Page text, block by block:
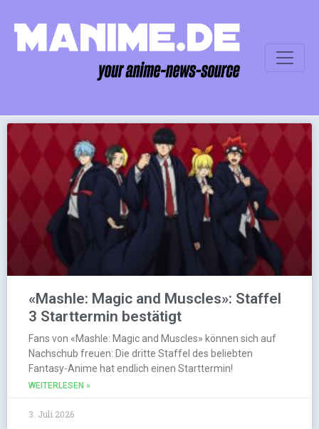
«Mashle: Magic and Muscles»: Staffel
3 Starttermin bestätigt
Fans von «Mashle: Magic and Muscles» können sich auf
Nachschub freuen: Die dritte Staffel des beliebten
Fantasy-Anime hat endlich einen Starttermin!
WEITERLESEN »
3. Juli 2026